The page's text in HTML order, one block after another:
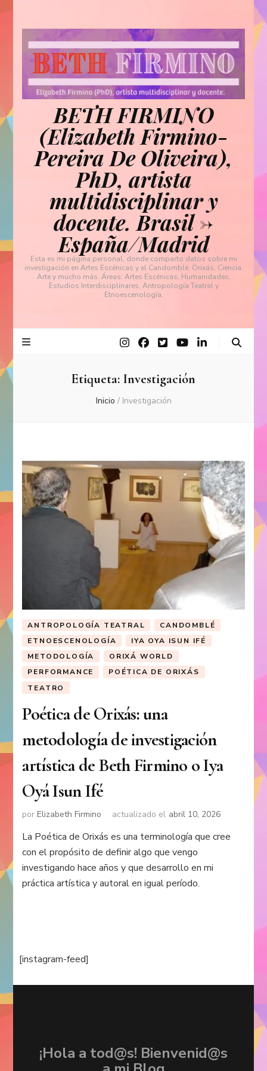
BETH FIRMINO
(Elizabeth Firmino-
Pereira De Oliveira),
PhD, artista
multidisciplinar y
docente. Brasil ->
España/Madrid
Esta es mi página personal, donde comparto datos sobre mi
investigación en Artes Escénicas y el Candomblé, Orixás, Ciencia,
Arte y mucho más. Áreas: Artes Escénicas, Humanidades,
Estudios Interdisciplinares, Antropología Teatral y
Etnoescenología.
Etiqueta: Investigación
Inicio / Investigación
ANTROPOLOGÍA TEATRAL
CANDOMBLÉ
ETNOESCENOLOGÍA
IYA OYA ISUN IFÉ
METODOLOGÍA
ORIXÁ WORLD
PERFORMANCE
POÉTICA DE ORIXÁS
TEATRO
Poética de Orixás: una
metodología de investigación
artística de Beth Firmino o Iya
Oyá Isun Ifé
porElizabeth Firmino actualizado el abril 10, 2026
La Poética de Orixás es una terminología que cree
con el propósito de definir algo que vengo
investigando hace años y que desarrollo en mi
práctica artística y autoral en igual período.
[instagram-feed]
¡Hola a tod@s! Bienvenid@s